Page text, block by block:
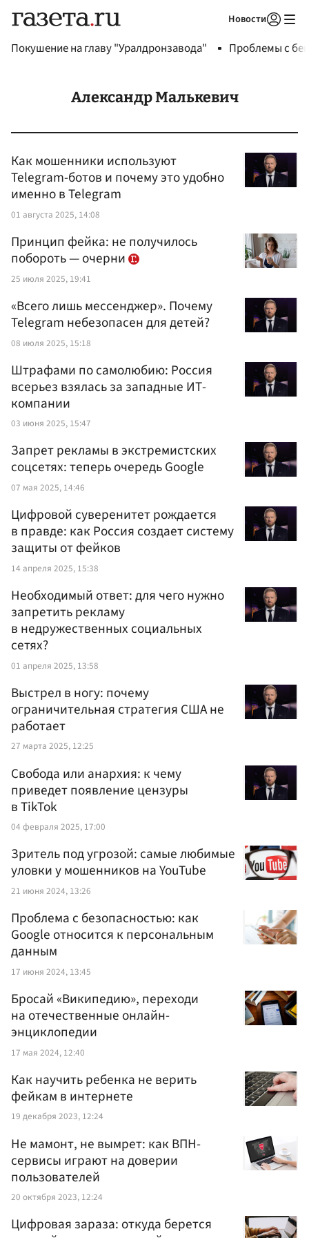
Новости
Покушение на главу "Уралдронзавода" Проблемы с
Александр Малькевич
Как мошенники используют
Telegram-ботов и почему это удобно
именно в Telegram
01 августа 2025, 14:08
Принцип фейка: не получилось
побороть — очерни
25 июля 2025, 19:41
«Всего лишь мессенджер». Почему
Telegram небезопасен для детей?
08 июля 2025, 15:18
Штрафами по самолюбию: Россия
всерьез взялась за западные ИТ-
компании
03 июня 2025, 15:47
Запрет рекламы в экстремистских
соцсетях: теперь очередь Google
07 мая 2025, 14:46
Цифровой суверенитет рождается
в правде: как Россия создает систему
защиты от фейков
14 апреля 2025, 15:38
Необходимый ответ: для чего нужно
запретить рекламу
в недружественных социальных
сетях?
01 апреля 2025, 13:58
Выстрел в ногу: почему
ограничительная стратегия США не
работает
27 марта 2025, 12:25
Свобода или анархия: к чему
приведет появление цензуры
в TikTok
04 февраля 2025, 17:00
Зритель под угрозой: самые любимые
уловки у мошенников на YouTube
21 июня 2024, 13:26
Проблема с безопасностью: как
Google относится к персональным
данным
17 июня 2024, 13:45
Бросай «Википедию», переходи
на отечественные онлайн-
энциклопедии
17 мая 2024, 12:40
Как научить ребенка не верить
фейкам в интернете
19 декабря 2023, 12:24
Не мамонт, не вымрет: как ВПН-
сервисы играют на доверии
пользователей
20 октября 2023, 12:24
Цифровая зараза: откуда берется